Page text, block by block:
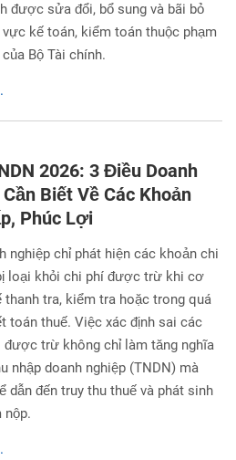
được sửa đổi, bổ sung và bãi bỏ
kế toán, kiểm toán thuộc phạm
Bộ Tài chính.
2026: 3 Điều Doanh
Biết Về Các Khoản
Phúc Lợi
nghiệp chỉ phát hiện các khoản chi
loại khỏi chi phí được trừ khi cơ
thanh tra, kiểm tra hoặc trong quá
toán thuế. Việc xác định sai các
được trừ không chỉ làm tăng nghĩa
nhập doanh nghiệp (TNDN) mà
dẫn đến truy thu thuế và phát sinh
nộp.